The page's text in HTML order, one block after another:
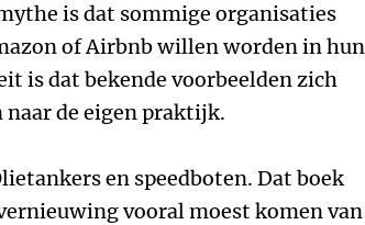
is dat sommige organisaties
of Airbnb willen worden in hun
is dat bekende voorbeelden zich
de eigen praktijk.
en speedboten. Dat boek
vooral moest komen van